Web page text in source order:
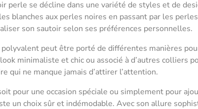
perle se décline dans une variété de styles et de
blanches aux perles noires en passant par les
son sautoir selon ses préférences personnelles.
polyvalent peut être porté de différentes manières
minimaliste et chic ou associé à d’autres colliers
qui ne manque jamais d’attirer l’attention.
pour une occasion spéciale ou simplement pour
un choix sûr et indémodable. Avec son allure